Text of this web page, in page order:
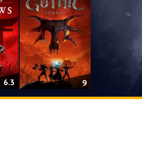
6.3 9